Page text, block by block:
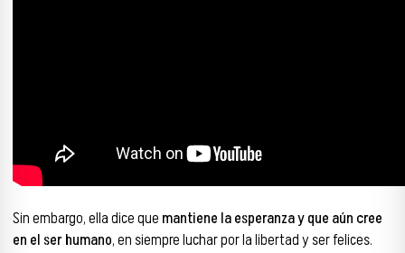
Sin embargo, ella dice que mantiene la esperanza y que aún cree
en el ser humano, en siempre luchar por la libertad y ser felices.